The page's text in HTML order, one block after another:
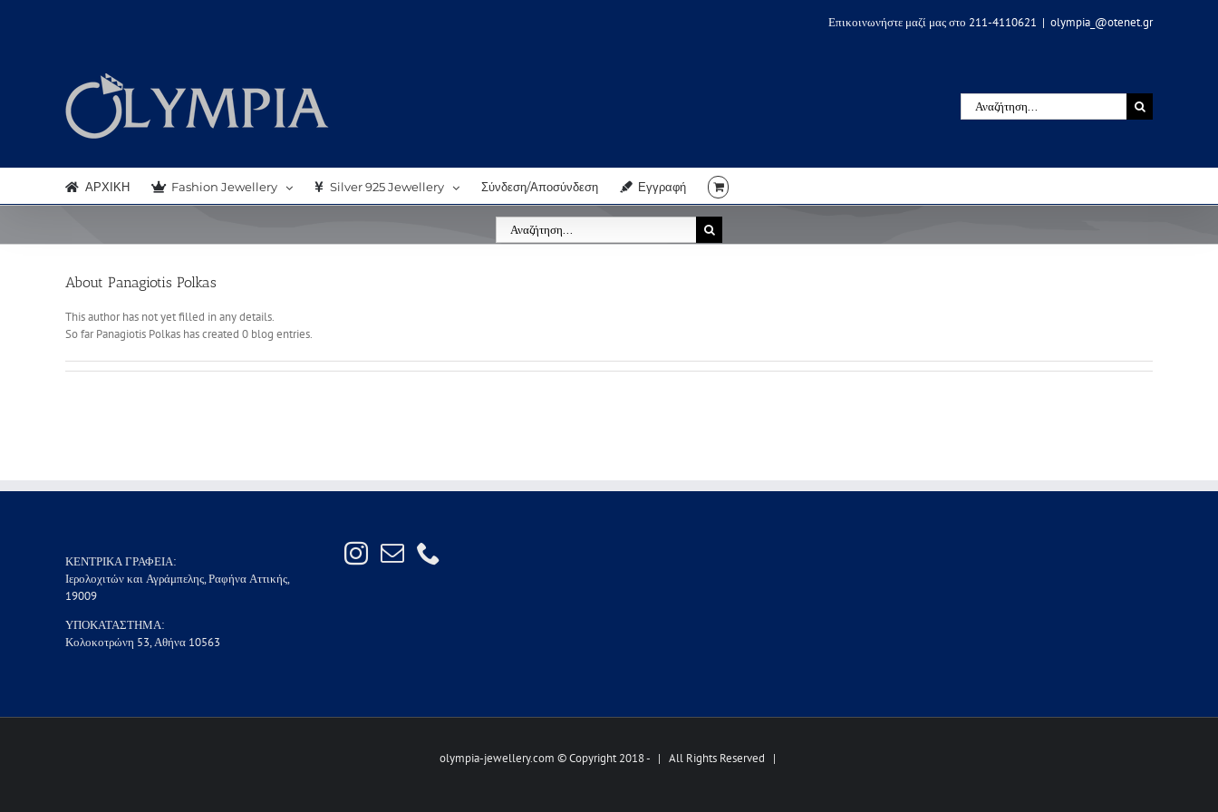
Επικοινωνήστε μαζί μας στο 211-4110621 | olympia_@otenet.gr
Αναζήτηση
για:
ΑΡΧΙΚΗ Fashion Jewellery Silver 925 Jewellery Σύνδεση/Αποσύνδεση Εγγραφή
Αναζήτηση
για:
About Panagiotis Polkas
This author has not yet filled in any details.
So far Panagiotis Polkas has created 0 blog entries.
ΚΕΝΤΡΙΚΑ ΓΡΑΦΕΙΑ:
Ιερολοχιτών και Αγράμπελης, Ραφήνα Αττικής,
19009
ΥΠΟΚΑΤΑΣΤΗΜΑ:
Κολοκοτρώνη 53, Αθήνα 10563
olympia-jewellery.com © Copyright 2018 - | All Rights Reserved |